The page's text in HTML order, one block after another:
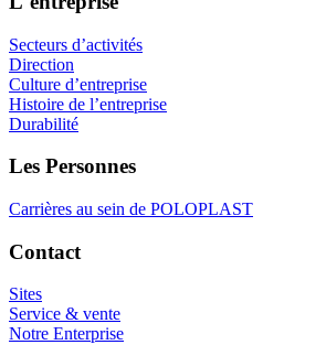
Secteurs d’activités
Direction
Culture d’entreprise
Histoire de l’entreprise
Durabilité
Les Personnes
Carrières au sein de POLOPLAST
Contact
Sites
Service & vente
Notre Enterprise